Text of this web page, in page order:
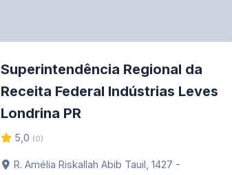
Superintendência Regional da
Receita Federal Indústrias Leves
Londrina PR
5,0 (0)
R. Amélia Riskallah Abib Tauil, 1427 -